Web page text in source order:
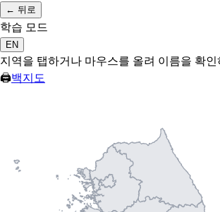
← 뒤로
학습 모드
EN
지역을 탭하거나 마우스를 올려 이름을 확
🖨백지도